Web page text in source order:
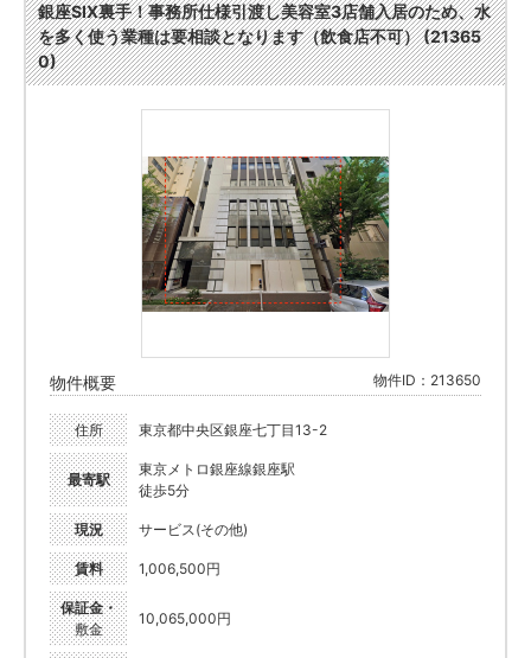
銀座SIX裏手！事務所仕様引渡し美容室3店舗入居のため、水
を多く使う業種は要相談となります（飲食店不可） (21365
0)
物件概要 物件ID：213650
住所 東京都中央区銀座七丁目13-2
最寄駅
東京メトロ銀座線銀座駅
徒歩5分
現況 サービス(その他)
賃料 1,006,500円
保証金・
敷金
10,065,000円